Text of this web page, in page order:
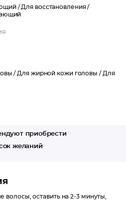
/Для восстановления /
/ Для жирной кожи головы / Для
приобрести
желаний
оставить на 2-3 минуты,